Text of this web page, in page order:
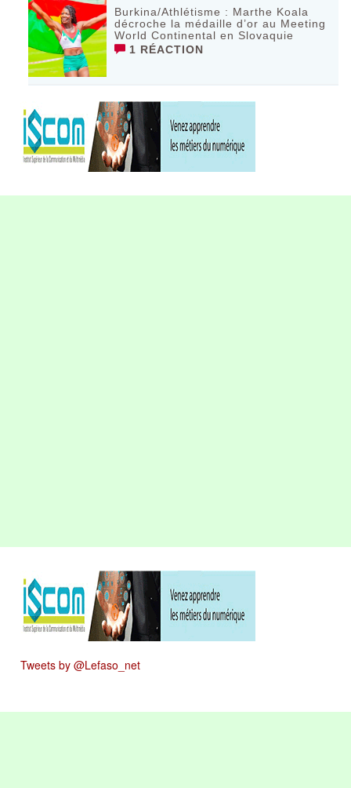
Burkina/Athlétisme : Marthe Koala
décroche la médaille d’or au Meeting
World Continental en Slovaquie ‎
1 RÉACTION
Tweets by @Lefaso_net